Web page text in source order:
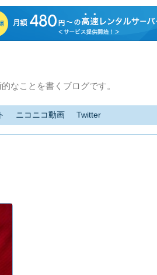
なことを書くブログです。
ニコニコ動画 Twitter